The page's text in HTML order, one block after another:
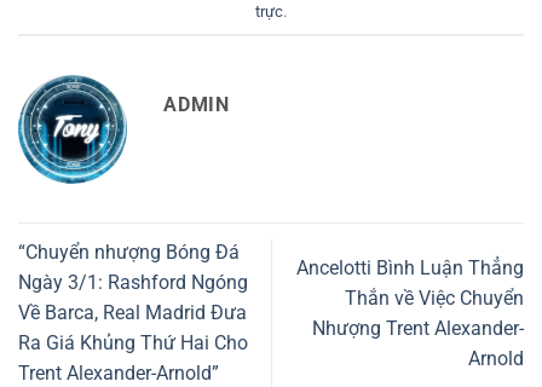
trực.
ADMIN
“Chuyển nhượng Bóng Đá
Ngày 3/1: Rashford Ngóng
Về Barca, Real Madrid Đưa
Ra Giá Khủng Thứ Hai Cho
Trent Alexander-Arnold”
Ancelotti Bình Luận Thẳng
Thắn về Việc Chuyển
Nhượng Trent Alexander-
Arnold